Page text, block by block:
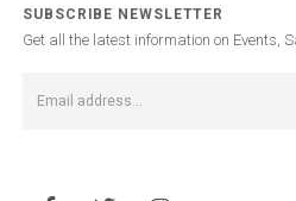
SUBSCRIBE NEWSLETTER
Get all the latest information on Events,